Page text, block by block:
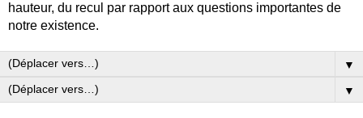
hauteur, du recul par rapport aux questions importantes de
notre existence.
▼
▼